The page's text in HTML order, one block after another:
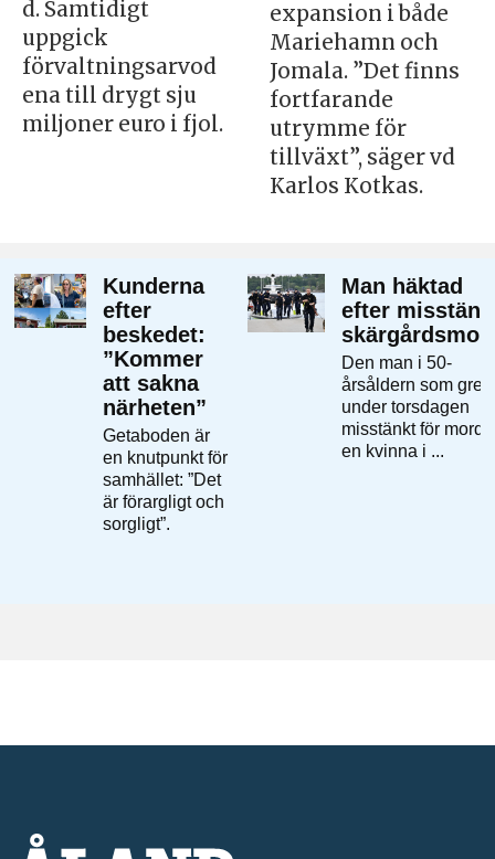
d. Samtidigt
uppgick
förvaltningsarvod
ena till drygt sju
miljoner euro i fjol.
expansion i både
Mariehamn och
Jomala. ”Det finns
fortfarande
utrymme för
tillväxt”, säger vd
Karlos Kotkas.